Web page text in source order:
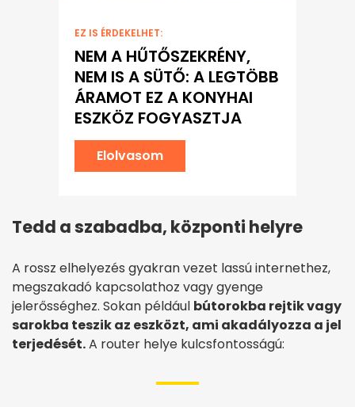
EZ IS ÉRDEKELHET:
NEM A HŰTŐSZEKRÉNY,
NEM IS A SÜTŐ: A LEGTÖBB
ÁRAMOT EZ A KONYHAI
ESZKÖZ FOGYASZTJA
Elolvasom
Tedd a szabadba, központi helyre
A rossz elhelyezés gyakran vezet lassú internethez,
megszakadó kapcsolathoz vagy gyenge
jelerősséghez. Sokan például bútorokba rejtik vagy
sarokba teszik az eszközt, ami akadályozza a jel
terjedését.A router helye kulcsfontosságú: